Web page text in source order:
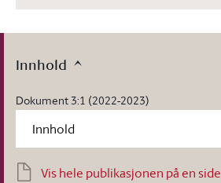
Innhold
Dokument 3:1 (2022-2023)
Vis hele publikasjonen på en side